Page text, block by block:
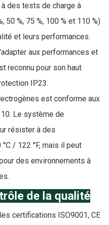
des tests de charge à
%, 75 %, 100 % et 110 %)
et leurs performances.
aux performances et
reconnu pour son haut
IP23.
est conforme aux
Le système de
résister à des
/ 122 °F, mais il peut
des environnements à
de la qualité
certifications ISO9001, CE